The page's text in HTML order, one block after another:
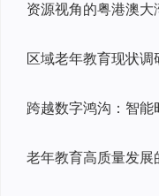
资源视角的粤港澳
区域老年教育现状
跨越数字鸿沟：智
老年教育高质量发